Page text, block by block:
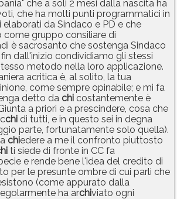
che a soli 2 mesi dalla nascita ha
che ha molti punti programmatici in
da Sindaco e PD e che
come gruppo consiliare di
è sacrosanto che sostenga Sindaco
dall'inizio condividiamo gli stessi
metodo nella loro applicazione.
acritica è, al solito, la tua
come sempre opinabile; e mi fa
detto da chi costantemente è
a priori e a prescindere, cosa che
chi di tutti, e in questo sei in degna
parte, fortunatamente solo quella).
chiedere a me il confronto piuttosto
ti siede di fronte in CC fa
e rende bene l'idea del credito di
per le presunte ombre di cui parli che
(come appurato dalla
ha archiviato ogni